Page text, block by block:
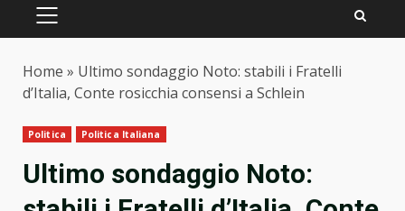
PRIMARY
Home » Ultimo sondaggio Noto: stabili i Fratelli
d’Italia, Conte rosicchia consensi a Schlein
Politica Politica Italiana
Ultimo sondaggio Noto: